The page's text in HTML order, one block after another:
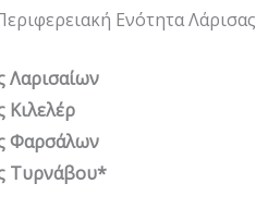
Ενότητα Λάρισας
Λαρισαίων
Κιλελέρ
Φαρσάλων
Τυρνάβου*